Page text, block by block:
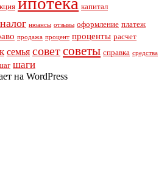
капитал
налог нюансы отзывы оформление платеж
продажа процент проценты расчет
семья советсоветы справка средства
шаги
на WordPress